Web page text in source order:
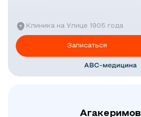
Клиника на Улице 1905 года
Записаться
Агакеримов